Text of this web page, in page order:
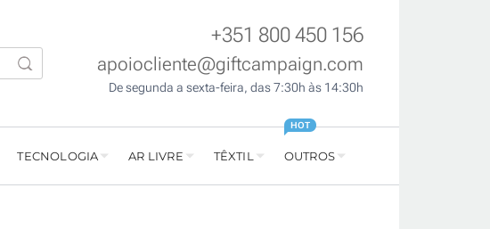
+351 800 450 156
apoiocliente@giftcampaign.com
De segunda a sexta-feira, das 7:30h às 14:30h
TECNOLOGIA AR LIVRE TÊXTIL OUTROS
HOT